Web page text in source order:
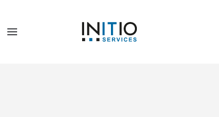
Passer au contenu principal